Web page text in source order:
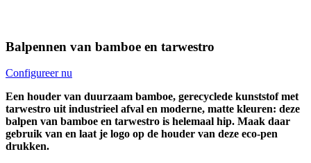
Balpennen van bamboe en tarwestro
Configureer nu
Een houder van duurzaam bamboe, gerecyclede kunststof met
tarwestro uit industrieel afval en moderne, matte kleuren: deze
balpen van bamboe en tarwestro is helemaal hip. Maak daar
gebruik van en laat je logo op de houder van deze eco-pen
drukken.